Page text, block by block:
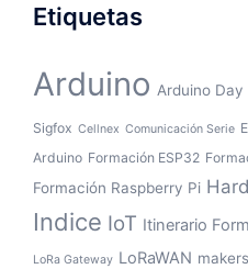
Etiquetas
Arduino Arduino Day
Sigfox Cellnex Comunicación Serie
Arduino Formación ESP32
Formación Raspberry Pi
Indice IoT Itinerario
LoRa Gateway LoRaWAN makers